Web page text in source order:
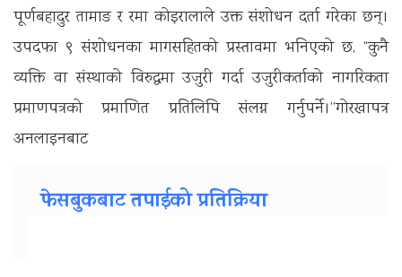
पूर्णबहादुर तामाङ र रमा कोइरालाले उक्त संशोधन दर्ता गरेका छन्।
उपदफा ९ संशोधनका मागसहितको प्रस्तावमा भनिएको छ, “कुनै
व्यक्ति वा संस्थाको विरुद्धमा उजुरी गर्दा उजुरीकर्ताको नागरिकता
प्रमाणपत्रको प्रमाणित प्रतिलिपि संलग्न गर्नुपर्ने।’’गाेरखापत्र
अनलाइनबाट
फेसबुकबाट तपाईको प्रतिक्रिया